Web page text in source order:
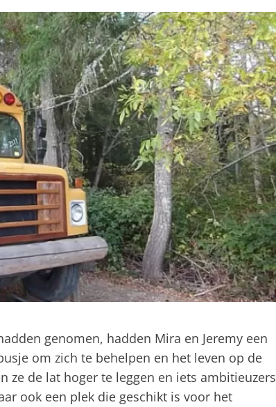
genomen, hadden Mira en Jeremy een
om zich te behelpen en het leven op de
ze de lat hoger te leggen en iets ambitieuzers
ook een plek die geschikt is voor het